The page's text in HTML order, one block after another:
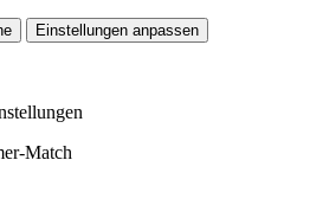
Einstellungen anpassen
Match